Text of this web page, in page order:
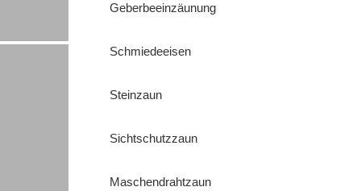
Geberbeeinzäunung
Schmiedeeisen
Steinzaun
Sichtschutzzaun
Maschendrahtzaun